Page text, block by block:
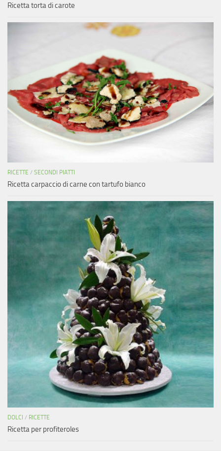
Ricetta torta di carote
RICETTE / SECONDI PIATTI
Ricetta carpaccio di carne con tartufo bianco
DOLCI / RICETTE
Ricetta per profiteroles